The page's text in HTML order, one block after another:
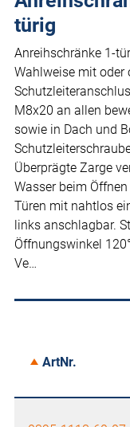
türig
Anreihschränke 1-
Wahlweise mit oder
M8x20 an allen
sowie in Dach und
Überprägte Zarge
Wasser beim
Türen mit nahtlos
links anschlagbar.
Öffnungswinkel
Ve…
ArtNr.